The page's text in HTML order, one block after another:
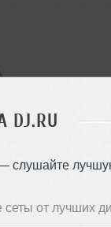
DJ.RU
слушайте
от лучших